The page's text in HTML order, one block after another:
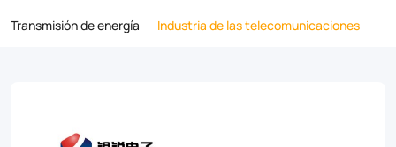
of
Transmisión de energía
Industria de las telecomunicaciones